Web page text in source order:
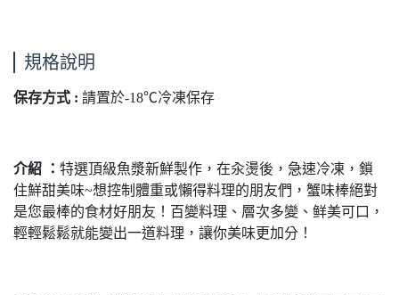
規格說明
保存方式 : 請置於-18℃冷凍保存
介紹 ： 特選頂級魚漿新鮮製作，在汆燙後，急速冷凍，鎖
住鮮甜美味~想控制體重或懶得料理的朋友們，蟹味棒絕對
是您最棒的食材好朋友！百變料理、層次多變、鲜美可口，
輕輕鬆鬆就能變出一道料理，讓你美味更加分！